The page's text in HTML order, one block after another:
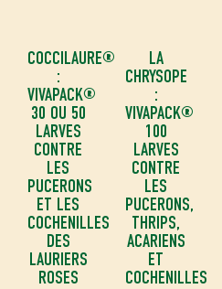
COCCILAURE®
:
VIVAPACK®
30 OU 50
LARVES
CONTRE
LES
PUCERONS
ET LES
COCHENILLES
DES
LAURIERS
ROSES
LA
CHRYSOPE
:
VIVAPACK®
100
LARVES
CONTRE
LES
PUCERONS,
THRIPS,
ACARIENS
ET
COCHENILLES